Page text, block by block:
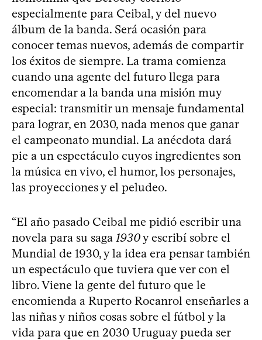
especialmente para Ceibal, y del nuevo
álbum de la banda. Será ocasión para
conocer temas nuevos, además de compartir
los éxitos de siempre. La trama comienza
cuando una agente del futuro llega para
encomendar a la banda una misión muy
especial: transmitir un mensaje fundamental
para lograr, en 2030, nada menos que ganar
el campeonato mundial. La anécdota dará
pie a un espectáculo cuyos ingredientes son
la música en vivo, el humor, los personajes,
las proyecciones y el peludeo.
“El año pasado Ceibal me pidió escribir una
novela para su saga 1930y escribí sobre el
Mundial de 1930, y la idea era pensar también
un espectáculo que tuviera que ver con el
libro. Viene la gente del futuro que le
encomienda a Ruperto Rocanrol enseñarles a
las niñas y niños cosas sobre el fútbol y la
vida para que en 2030 Uruguay pueda ser